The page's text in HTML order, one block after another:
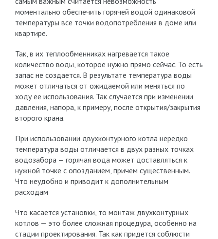
моментально обеспечить горячей водой одинаковой
температуры все точки водопотребления в доме или
квартире.
Так, в их теплообменниках нагревается такое
количество воды, которое нужно прямо сейчас. То есть
запас не создается. В результате температура воды
может отличаться от ожидаемой или меняться по
ходу ее использования. Так случается при изменении
давления, напора, к примеру, после открытия/закрытия
второго крана.
При использовании двухконтурного котла нередко
температура воды отличается в двух разных точках
водозабора — горячая вода может доставляться к
нужной точке с опозданием, причем существенным.
Что неудобно и приводит к дополнительным
расходам
Что касается установки, то монтаж двухконтурных
котлов — это более сложная процедура, особенно на
стадии проектирования. Так как придется соблюсти